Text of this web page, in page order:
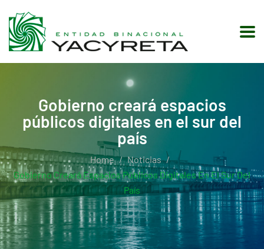
Gobierno creará espacios
públicos digitales en el sur del
país
Home
Noticias
Gobierno Creará Espacios Públicos Digitales En El Sur Del
País